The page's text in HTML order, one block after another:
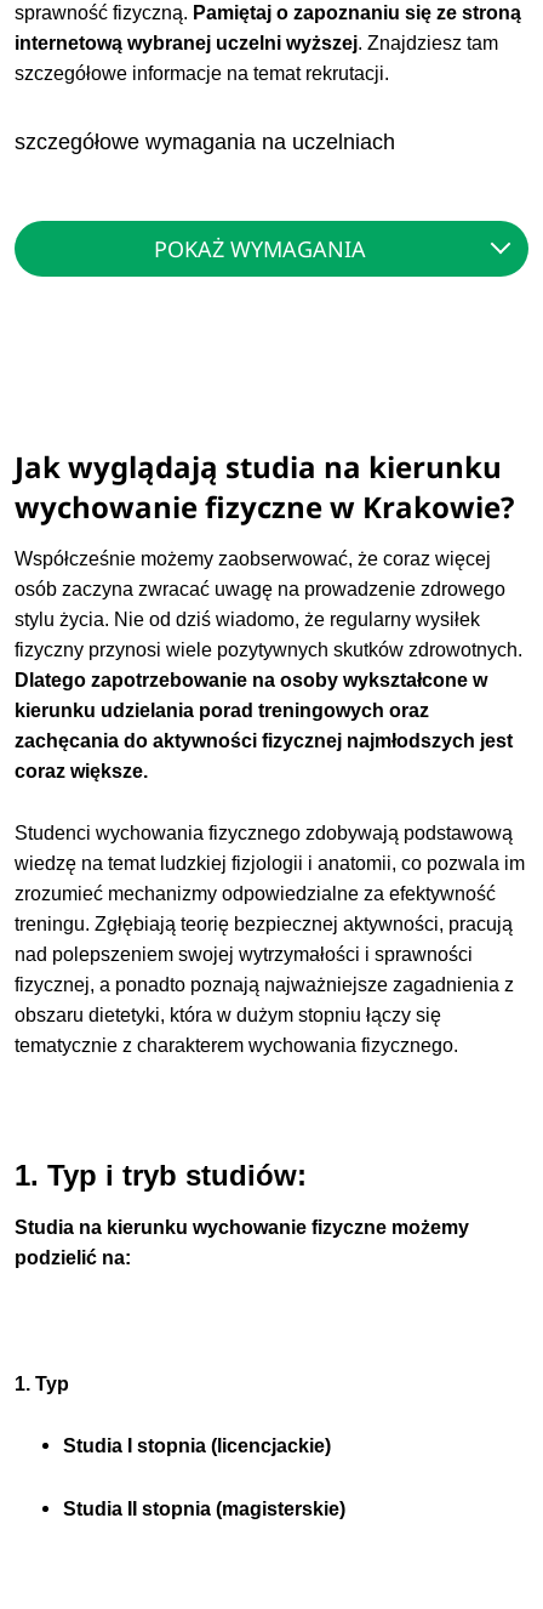
sprawność fizyczną. Pamiętaj o zapoznaniu się ze stroną
internetową wybranej uczelni wyższej. Znajdziesz tam
szczegółowe informacje na temat rekrutacji.
szczegółowe wymagania na uczelniach
POKAŻ WYMAGANIA
Jak wyglądają studia na kierunku
wychowanie fizyczne w Krakowie?
Współcześnie możemy zaobserwować, że coraz więcej
osób zaczyna zwracać uwagę na prowadzenie zdrowego
stylu życia. Nie od dziś wiadomo, że regularny wysiłek
fizyczny przynosi wiele pozytywnych skutków zdrowotnych.
Dlatego zapotrzebowanie na osoby wykształcone w
kierunku udzielania porad treningowych oraz
zachęcania do aktywności fizycznej najmłodszych jest
coraz większe.
Studenci wychowania fizycznego zdobywają podstawową
wiedzę na temat ludzkiej fizjologii i anatomii, co pozwala im
zrozumieć mechanizmy odpowiedzialne za efektywność
treningu. Zgłębiają teorię bezpiecznej aktywności, pracują
nad polepszeniem swojej wytrzymałości i sprawności
fizycznej, a ponadto poznają najważniejsze zagadnienia z
obszaru dietetyki, która w dużym stopniu łączy się
tematycznie z charakterem wychowania fizycznego.
1. Typ i tryb studiów:
Studia na kierunku wychowanie fizyczne możemy
podzielić na:
1. Typ
Studia I stopnia (licencjackie)
Studia II stopnia (magisterskie)